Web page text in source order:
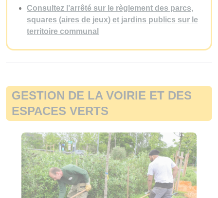
Consultez l’arrêté sur le règlement des parcs,
squares (aires de jeux) et jardins publics sur le
territoire communal
GESTION DE LA VOIRIE ET DES
ESPACES VERTS